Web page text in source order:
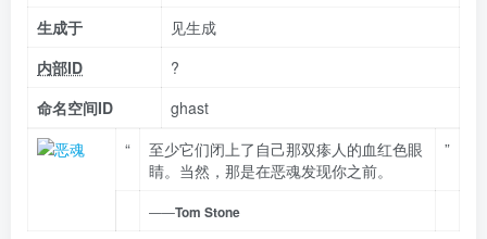
生成于
见生成
内部ID
?
命名空间ID
ghast
“
至少它们闭上了自己那双瘆人的血红色眼
睛。当然，那是在恶魂发现你之前。
”
——Tom Stone